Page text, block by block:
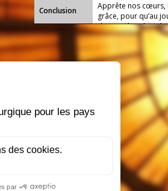
Conclusion
Apprête nos cœurs,
grâce, pour qu’au
de prendre place à
pain du ciel. Lui qui